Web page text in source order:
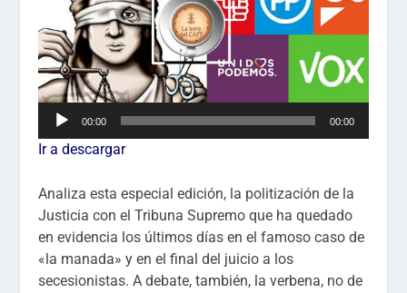
Reproductor
audio
00:00 00:00
Ir a descargar
Analiza esta especial edición, la politización de la
Justicia con el Tribuna Supremo que ha quedado
en evidencia los últimos días en el famoso caso de
«la manada» y en el final del juicio a los
secesionistas. A debate, también, la verbena, no de